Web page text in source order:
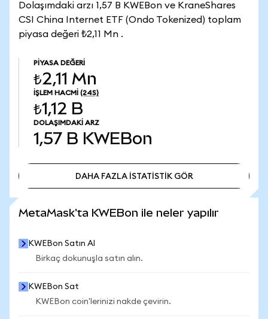
Dolaşımdaki arzı 1,57 B KWEBon ve KraneShares
CSI China Internet ETF (Ondo Tokenized) toplam
piyasa değeri ₺2,11 Mn .
PIYASA DEĞERI
₺2,11 Mn
İŞLEM HACMI (24S)
₺1,12 B
DOLAŞIMDAKI ARZ
1,57 B KWEBon
DAHA FAZLA İSTATİSTİK GÖR
MetaMask'ta KWEBon ile neler yapılır
KWEBon Satın Al
Birkaç dokunuşla satın alın.
KWEBon Sat
KWEBon coin'lerinizi nakde çevirin.